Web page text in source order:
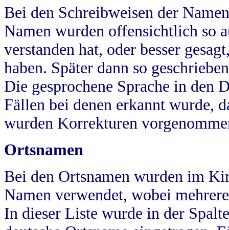
Bei den Schreibweisen der
Namen wurden offensichtlich so
verstanden hat, oder besser
haben. Später dann so
Die gesprochene Sprache in
Fällen bei denen erkannt wurde,
wurden Korrekturen
Ortsnamen
Bei den Ortsnamen wurden im
Namen verwendet, wobei
In dieser Liste wurde in der